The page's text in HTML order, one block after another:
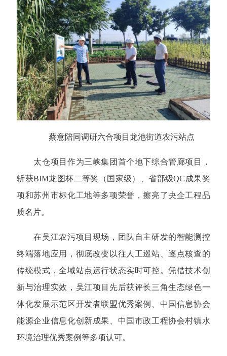
蔡意陪同调研六合项目龙池街道农污站点
太仓项目作为三峡集团首个地下综合管廊项目，
斩获BIM龙图杯二等奖（国家级）、省部级QC成果奖
项和苏州市标化工地等多项荣誉，擦亮了央企工程品
质名片。
在吴江农污项目现场，团队自主研发的智能测控
终端落地应用，彻底改变以往人工巡站、逐点核查的
传统模式，全域站点运行状态实时可控。凭借技术创
新与治理实效，吴江项目先后获评长三角生态绿色一
体化发展示范区开发者联盟优秀案例、中国信息协会
能源企业信息化创新成果、中国市政工程协会村镇水
环境治理优秀案例等多项认可。